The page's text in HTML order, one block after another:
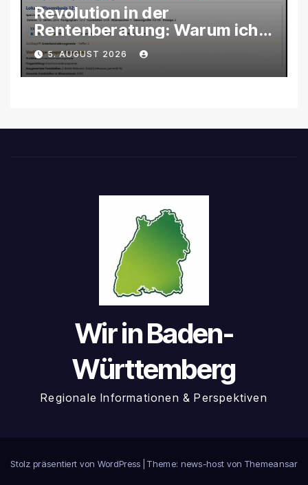
Revolution in der
Rentenberatung: Warum ich
eine eigene KI-Software
entwickle
5. AUGUST 2026
Wir in Baden-
Württemberg
Regionale Informationen & Perspektiven
Stolz präsentiert von WordPress |Theme: news-host von Themeansar